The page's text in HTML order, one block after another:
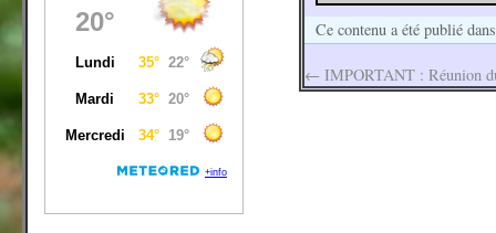
Ce contenu a été publié
← IMPORTANT : Réunion